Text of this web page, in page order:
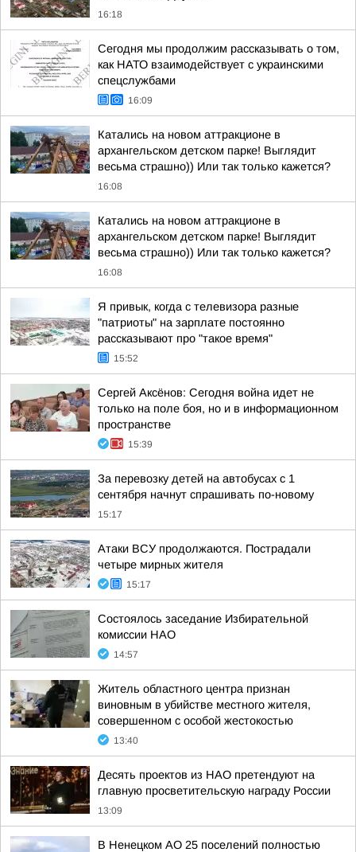
16:18
Сегодня мы продолжим рассказывать о том,
как НАТО взаимодействует с украинскими
спецслужбами
16:09
Катались на новом аттракционе в
архангельском детском парке! Выглядит
весьма страшно)) Или так только кажется?
16:08
Катались на новом аттракционе в
архангельском детском парке! Выглядит
весьма страшно)) Или так только кажется?
16:08
Я привык, когда с телевизора разные
"патриоты" на зарплате постоянно
рассказывают про "такое время"
15:52
Сергей Аксёнов: Сегодня война идет не
только на поле боя, но и в информационном
пространстве
15:39
За перевозку детей на автобусах с 1
сентября начнут спрашивать по-новому
15:17
Атаки ВСУ продолжаются. Пострадали
четыре мирных жителя
15:17
Состоялось заседание Избирательной
комиссии НАО
14:57
Житель областного центра признан
виновным в убийстве местного жителя,
совершенном с особой жестокостью
13:40
Десять проектов из НАО претендуют на
главную просветительскую награду России
13:09
В Ненецком АО 25 поселений полностью